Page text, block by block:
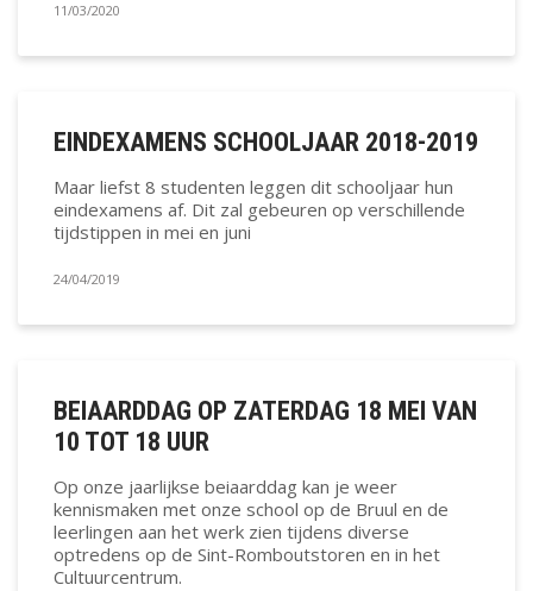
11/03/2020
EINDEXAMENS SCHOOLJAAR 2018-2019
Maar liefst 8 studenten leggen dit schooljaar hun
eindexamens af. Dit zal gebeuren op verschillende
tijdstippen in mei en juni
24/04/2019
BEIAARDDAG OP ZATERDAG 18 MEI VAN
10 TOT 18 UUR
Op onze jaarlijkse beiaarddag kan je weer
kennismaken met onze school op de Bruul en de
leerlingen aan het werk zien tijdens diverse
optredens op de Sint-Romboutstoren en in het
Cultuurcentrum.